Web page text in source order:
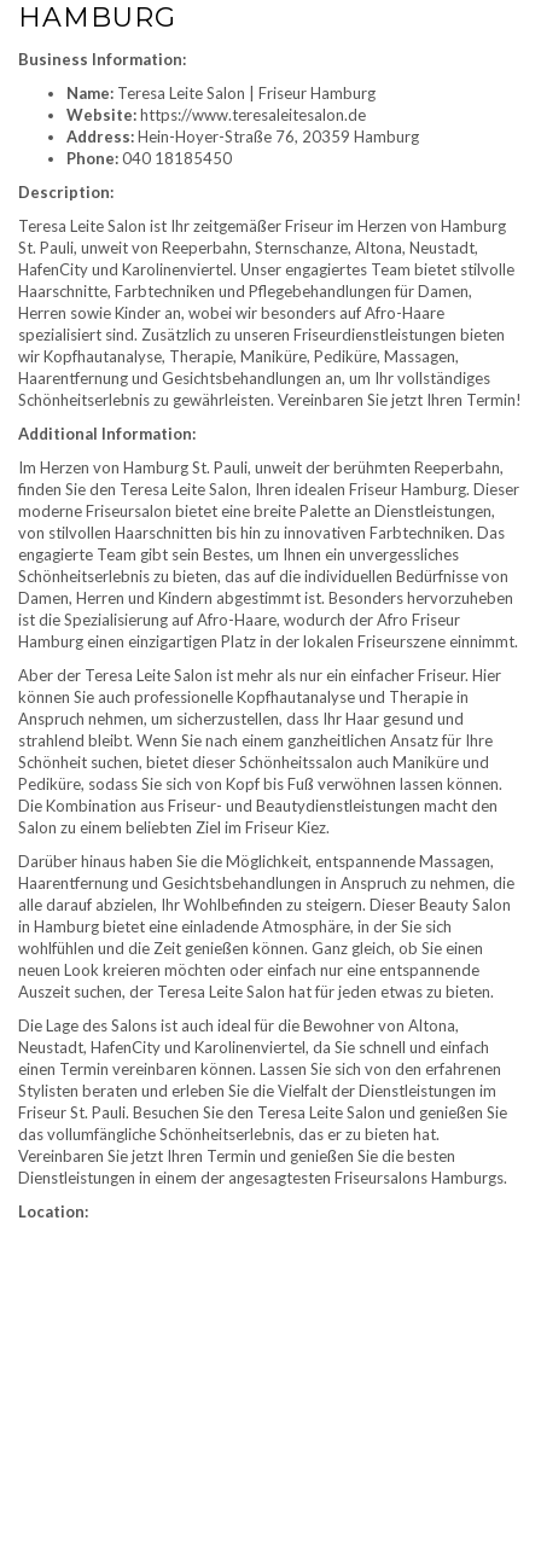
HAMBURG
Business Information:
Name: Teresa Leite Salon | Friseur Hamburg
Website:https://www.teresaleitesalon.de
Address:Hein-Hoyer-Straße 76, 20359 Hamburg
Phone:040 18185450
Description:
Teresa Leite Salon ist Ihr zeitgemäßer Friseur im Herzen von Hamburg
St. Pauli, unweit von Reeperbahn, Sternschanze, Altona, Neustadt,
HafenCity und Karolinenviertel. Unser engagiertes Team bietet stilvolle
Haarschnitte, Farbtechniken und Pflegebehandlungen für Damen,
Herren sowie Kinder an, wobei wir besonders auf Afro-Haare
spezialisiert sind. Zusätzlich zu unseren Friseurdienstleistungen bieten
wir Kopfhautanalyse, Therapie, Maniküre, Pediküre, Massagen,
Haarentfernung und Gesichtsbehandlungen an, um Ihr vollständiges
Schönheitserlebnis zu gewährleisten. Vereinbaren Sie jetzt Ihren Termin!
Additional Information:
Im Herzen von Hamburg St. Pauli, unweit der berühmten Reeperbahn,
finden Sie den Teresa Leite Salon, Ihren idealen Friseur Hamburg. Dieser
moderne Friseursalon bietet eine breite Palette an Dienstleistungen,
von stilvollen Haarschnitten bis hin zu innovativen Farbtechniken. Das
engagierte Team gibt sein Bestes, um Ihnen ein unvergessliches
Schönheitserlebnis zu bieten, das auf die individuellen Bedürfnisse von
Damen, Herren und Kindern abgestimmt ist. Besonders hervorzuheben
ist die Spezialisierung auf Afro-Haare, wodurch der Afro Friseur
Hamburg einen einzigartigen Platz in der lokalen Friseurszene einnimmt.
Aber der Teresa Leite Salon ist mehr als nur ein einfacher Friseur. Hier
können Sie auch professionelle Kopfhautanalyse und Therapie in
Anspruch nehmen, um sicherzustellen, dass Ihr Haar gesund und
strahlend bleibt. Wenn Sie nach einem ganzheitlichen Ansatz für Ihre
Schönheit suchen, bietet dieser Schönheitssalon auch Maniküre und
Pediküre, sodass Sie sich von Kopf bis Fuß verwöhnen lassen können.
Die Kombination aus Friseur- und Beautydienstleistungen macht den
Salon zu einem beliebten Ziel im Friseur Kiez.
Darüber hinaus haben Sie die Möglichkeit, entspannende Massagen,
Haarentfernung und Gesichtsbehandlungen in Anspruch zu nehmen, die
alle darauf abzielen, Ihr Wohlbefinden zu steigern. Dieser Beauty Salon
in Hamburg bietet eine einladende Atmosphäre, in der Sie sich
wohlfühlen und die Zeit genießen können. Ganz gleich, ob Sie einen
neuen Look kreieren möchten oder einfach nur eine entspannende
Auszeit suchen, der Teresa Leite Salon hat für jeden etwas zu bieten.
Die Lage des Salons ist auch ideal für die Bewohner von Altona,
Neustadt, HafenCity und Karolinenviertel, da Sie schnell und einfach
einen Termin vereinbaren können. Lassen Sie sich von den erfahrenen
Stylisten beraten und erleben Sie die Vielfalt der Dienstleistungen im
Friseur St. Pauli. Besuchen Sie den Teresa Leite Salon und genießen Sie
das vollumfängliche Schönheitserlebnis, das er zu bieten hat.
Vereinbaren Sie jetzt Ihren Termin und genießen Sie die besten
Dienstleistungen in einem der angesagtesten Friseursalons Hamburgs.
Location: